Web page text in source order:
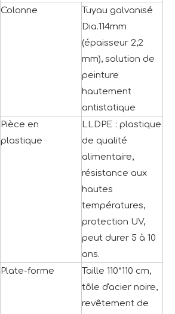
Colonne
Tuyau galvanisé
Dia.114mm
(épaisseur 2,2
mm), solution de
peinture
hautement
antistatique
Pièce en
plastique
LLDPE : plastique
de qualité
alimentaire,
résistance aux
hautes
températures,
protection UV,
peut durer 5 à 10
ans.
Plate-forme
Taille 110*110 cm,
tôle d'acier noire,
revêtement de